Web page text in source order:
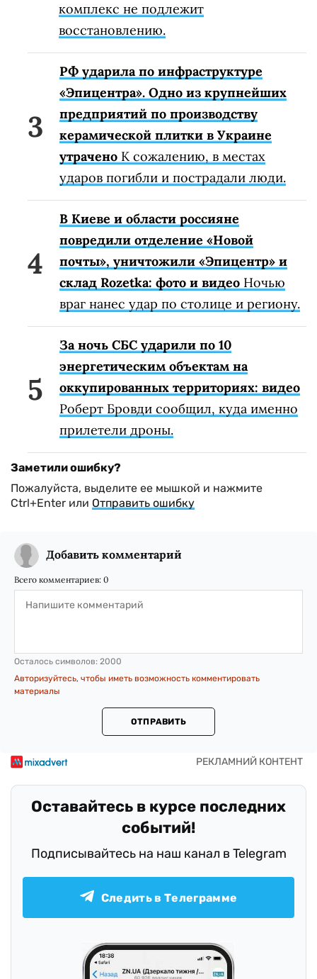
комплекс не подлежит
восстановлению.
РФ ударила по инфраструктуре
«Эпицентра». Одно из крупнейших
предприятий по производству
керамической плитки в Украине
утрачено К сожалению, в местах
ударов погибли и пострадали люди.
В Киеве и области россияне
повредили отделение «Новой
почты», уничтожили «Эпицентр» и
склад Rozetka: фото и видео Ночью
враг нанес удар по столице и региону.
За ночь СБС ударили по 10
энергетическим объектам на
оккупированных территориях: видео
Роберт Бровди сообщил, куда именно
прилетели дроны.
Заметили ошибку?
Пожалуйста, выделите ее мышкой и нажмите
Ctrl+Enter или Отправить ошибку
Добавить комментарий
Всего комментариев: 0
Осталось символов: 2000
Авторизуйтесь, чтобы иметь возможность комментировать
материалы
ОТПРАВИТЬ
Оставайтесь в курсе последних
событий!
Подписывайтесь на наш канал в Telegram
Следить в Телеграмме